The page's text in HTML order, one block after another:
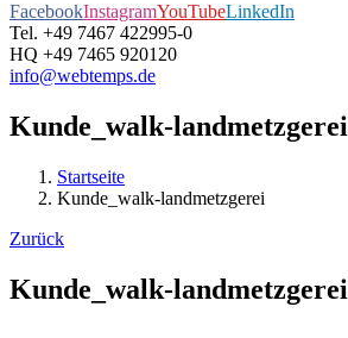
FacebookInstagramYouTubeLinkedIn
Tel. +49 7467 422995-0
HQ +49 7465 920120
info@webtemps.de
Kunde_walk-landmetzgerei
Startseite
Kunde_walk-landmetzgerei
Zurück
Kunde_walk-landmetzgerei